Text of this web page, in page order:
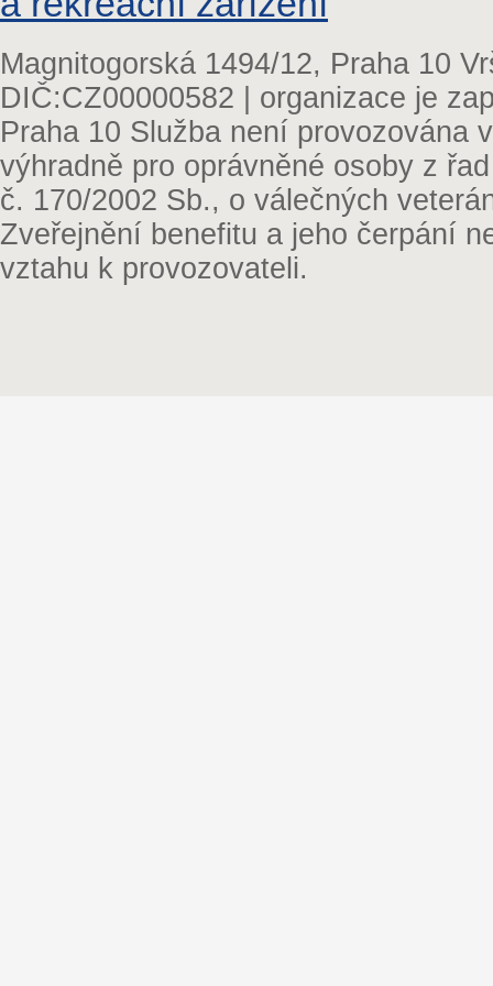
Magnitogorská 1494/12, Praha 10
DIČ:CZ00000582 | organizace je
Praha 10 Služba není provozována
výhradně pro oprávněné osoby z
č. 170/2002 Sb., o válečných
Zveřejnění benefitu a jeho čerpání
vztahu k provozovateli.